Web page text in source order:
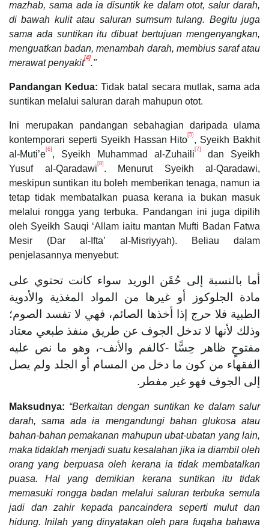
mazhab, sama ada ia disuntik ke dalam otot, salur darah,
di bawah kulit atau saluran sumsum tulang. Begitu juga
sama ada suntikan itu dibuat bertujuan mengenyangkan,
menguatkan badan, menambah darah, membius saraf atau
merawat penyakit[4]."
Pandangan Kedua: Tidak batal secara mutlak, sama ada
suntikan melalui saluran darah mahupun otot.
Ini merupakan pandangan sebahagian daripada ulama
kontemporari seperti Syeikh Hassan Hito[5] , Syeikh Bakhit
al-Muti’e[6] , Syeikh Muhammad al-Zuhaili [7]
dan Syeikh
Yusuf al-Qaradawi [8] . Menurut Syeikh al-Qaradawi,
meskipun suntikan itu boleh memberikan tenaga, namun ia
tetap tidak membatalkan puasa kerana ia bukan masuk
melalui rongga yang terbuka. Pandangan ini juga dipilih
oleh Syeikh Sauqi ‘Allam iaitu mantan Mufti Badan Fatwa
Mesir (Dar al-Ifta’ al-Misriyyah). Beliau dalam
penjelasannya menyebut:
أما بالنسبة إلى حُقَن الوريد سواء كانت تحتوي على
مادة الجلوكوز أو غيرها من المواد المغذية والأدوية
الطبية فلا حرج إذا أخذها الصائم، فهي لا تفسد الصوم؛
وذلك لأنها لا تدخل الجوف عن طريق منفذ طبعي معتاد
مفتوحٍ ظاهر حِسًّا -كالفم والأنف-، وهو ما نص عليه
الفقهاء من كون ما دخل من المسام أو الجلد ولم يصل
إلى الجوف فهو غير مفطر.
Maksudnya: “Berkaitan dengan suntikan ke dalam salur
darah, sama ada ia mengandungi bahan glukosa atau
bahan-bahan pemakanan mahupun ubat-ubatan yang lain,
maka tidaklah menjadi suatu kesalahan jika ia diambil oleh
orang yang berpuasa oleh kerana ia tidak membatalkan
puasa. Hal yang demikian kerana suntikan itu tidak
memasuki rongga badan melalui saluran terbuka semula
jadi dan zahir kepada pancaindera seperti mulut dan
hidung. Inilah yang dinyatakan oleh para fuqaha bahawa